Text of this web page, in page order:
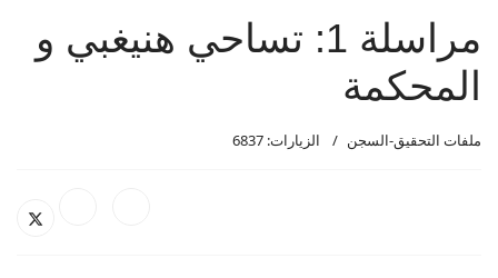
مراسلة 1: تساحي هنيغبي و
المحكمة
ملفات التحقيق-السجن الزيارات: 6837